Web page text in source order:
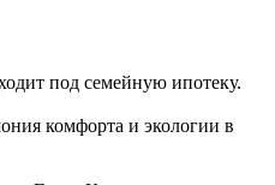
под семейную ипотеку.
комфорта и экологии в